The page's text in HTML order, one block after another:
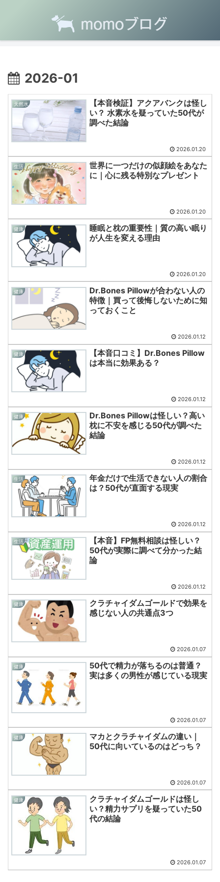
2026-01
天然水
【本音検証】アクアバンクは怪し
い？ 水素水を疑っていた50代が
調べた結論
2026.01.20
生活
世界に一つだけの似顔絵をあなた
に｜心に残る特別なプレゼント
2026.01.20
健康
睡眠と枕の重要性｜質の高い眠り
が人生を変える理由
2026.01.20
健康
Dr.Bones Pillowが合わない人の
特徴｜買って後悔しないために知
っておくこと
2026.01.12
健康
【本音口コミ】Dr.Bones Pillow
は本当に効果ある？
2026.01.12
健康
Dr.Bones Pillowは怪しい？高い
枕に不安を感じる50代が調べた
結論
2026.01.12
生活
年金だけで生活できない人の割合
は？50代が直面する現実
2026.01.12
生活
【本音】FP無料相談は怪しい？
50代が実際に調べて分かった結
論
2026.01.12
健康
クラチャイダムゴールドで効果を
感じない人の共通点3つ
2026.01.07
健康
50代で精力が落ちるのは普通？
実は多くの男性が感じている現実
2026.01.07
健康
マカとクラチャイダムの違い｜
50代に向いているのはどっち？
2026.01.07
健康
クラチャイダムゴールドは怪し
い？精力サプリを疑っていた50
代の結論
2026.01.07